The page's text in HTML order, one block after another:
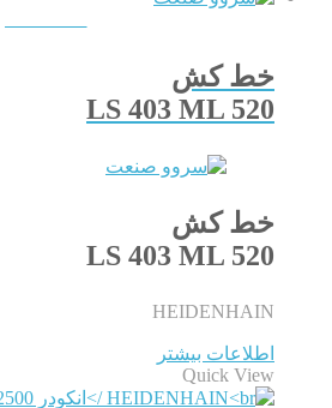
خط کش
LS 403 ML 520
خط کش
LS 403 ML 520
HEIDENHAIN
اطلاعات بیشتر
Quick View